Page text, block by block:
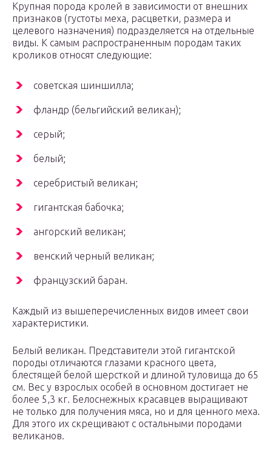
Крупная порода кролей в зависимости от внешних
признаков (густоты меха, расцветки, размера и
целевого назначения) подразделяется на отдельные
виды. К самым распространенным породам таких
кроликов относят следующие:
советская шиншилла;
фландр (бельгийский великан);
серый;
белый;
серебристый великан;
гигантская бабочка;
ангорский великан;
венский черный великан;
французский баран.
Каждый из вышеперечисленных видов имеет свои
характеристики.
Белый великан. Представители этой гигантской
породы отличаются глазами красного цвета,
блестящей белой шерсткой и длиной туловища до 65
см. Вес у взрослых особей в основном достигает не
более 5,3 кг. Белоснежных красавцев выращивают
не только для получения мяса, но и для ценного меха.
Для этого их скрещивают с остальными породами
великанов.